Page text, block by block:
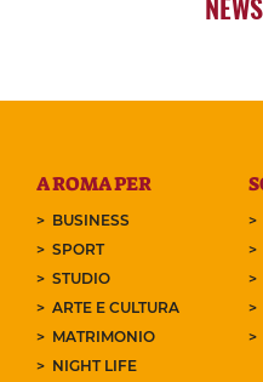
A ROMA PER
BUSINESS
SPORT
STUDIO
ARTE E CULTURA
MATRIMONIO
NIGHT LIFE